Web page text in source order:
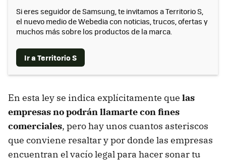
Si eres seguidor de Samsung, te invitamos a Territorio S,
el nuevo medio de Webedia con noticias, trucos, ofertas y
muchos más sobre los productos de la marca.
Ir a Territorio S
En esta ley se indica explícitamente que las
empresas no podrán llamarte con fines
comerciales, pero hay unos cuantos asteriscos
que conviene resaltar y por donde las empresas
encuentran el vacío legal para hacer sonar tu